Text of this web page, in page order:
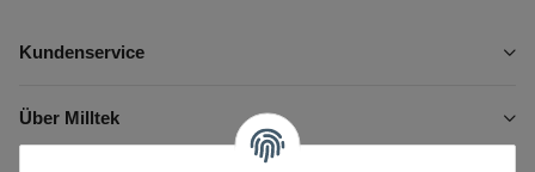
Kundenservice
Über Milltek